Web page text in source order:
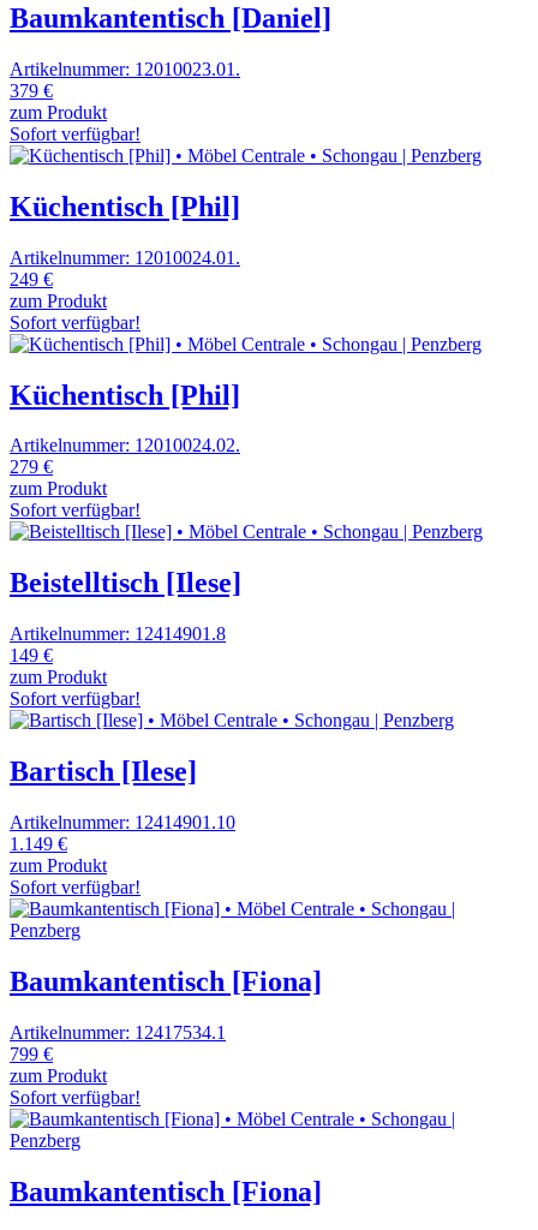
Baumkantentisch [Daniel]
Artikelnummer: 12010023.01.
379 €
zum Produkt
Sofort verfügbar!
Küchentisch [Phil]
Artikelnummer: 12010024.01.
249 €
zum Produkt
Sofort verfügbar!
Küchentisch [Phil]
Artikelnummer: 12010024.02.
279 €
zum Produkt
Sofort verfügbar!
Beistelltisch [Ilese]
Artikelnummer: 12414901.8
149 €
zum Produkt
Sofort verfügbar!
Bartisch [Ilese]
Artikelnummer: 12414901.10
1.149 €
zum Produkt
Sofort verfügbar!
Baumkantentisch [Fiona]
Artikelnummer: 12417534.1
799 €
zum Produkt
Sofort verfügbar!
Baumkantentisch [Fiona]